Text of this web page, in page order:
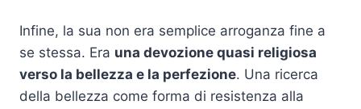
Infine, la sua non era semplice arroganza fine a
se stessa. Era una devozione quasi religiosa
verso la bellezza e la perfezione. Una ricerca
della bellezza come forma di resistenza alla